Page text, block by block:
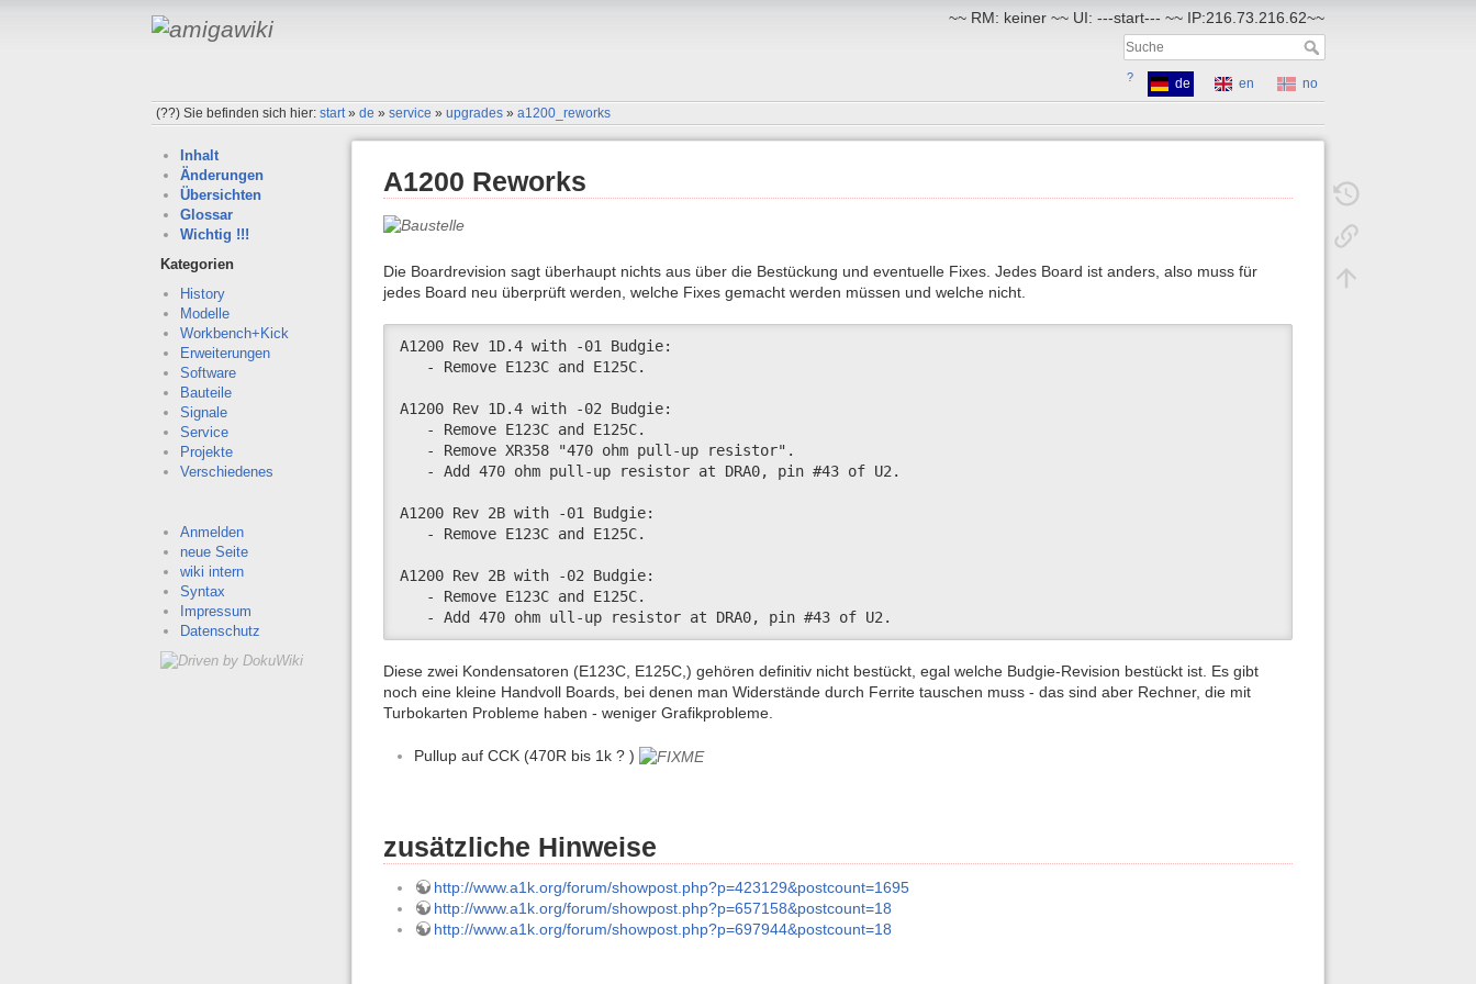
~~ RM: keiner ~~ UI: ---start--- ~~ IP:216.73.216.62~~
? de en
no
(??)Sie befinden sich hier:start»de »service »upgrades »a1200_reworks
Inhalt
Änderungen
Übersichten
Glossar
Wichtig !!!
Kategorien
History
Modelle
Workbench+Kick
Erweiterungen
Software
Bauteile
Signale
Service
Projekte
Verschiedenes
Anmelden
neue Seite
wiki intern
Syntax
Impressum
Datenschutz
A1200 Reworks
Die Boardrevision sagt überhaupt nichts aus über die Bestückung und eventuelle Fixes. Jedes Board ist anders, also muss für
jedes Board neu überprüft werden, welche Fixes gemacht werden müssen und welche nicht.
A1200 Rev 1D.4 with -01 Budgie:
   - Remove E123C and E125C.
A1200 Rev 1D.4 with -02 Budgie:
   - Remove E123C and E125C.
   - Remove XR358 "470 ohm pull-up resistor".
   - Add 470 ohm pull-up resistor at DRA0, pin #43 of U2.
A1200 Rev 2B with -01 Budgie:
   - Remove E123C and E125C.
A1200 Rev 2B with -02 Budgie:
   - Remove E123C and E125C.
   - Add 470 ohm ull-up resistor at DRA0, pin #43 of U2.
Diese zwei Kondensatoren (E123C, E125C,) gehören definitiv nicht bestückt, egal welche Budgie-Revision bestückt ist. Es gibt
noch eine kleine Handvoll Boards, bei denen man Widerstände durch Ferrite tauschen muss - das sind aber Rechner, die mit
Turbokarten Probleme haben - weniger Grafikprobleme.
Pullup auf CCK (470R bis 1k ? )
zusätzliche Hinweise
http://www.a1k.org/forum/showpost.php?p=423129&postcount=1695
http://www.a1k.org/forum/showpost.php?p=657158&postcount=18
http://www.a1k.org/forum/showpost.php?p=697944&postcount=18